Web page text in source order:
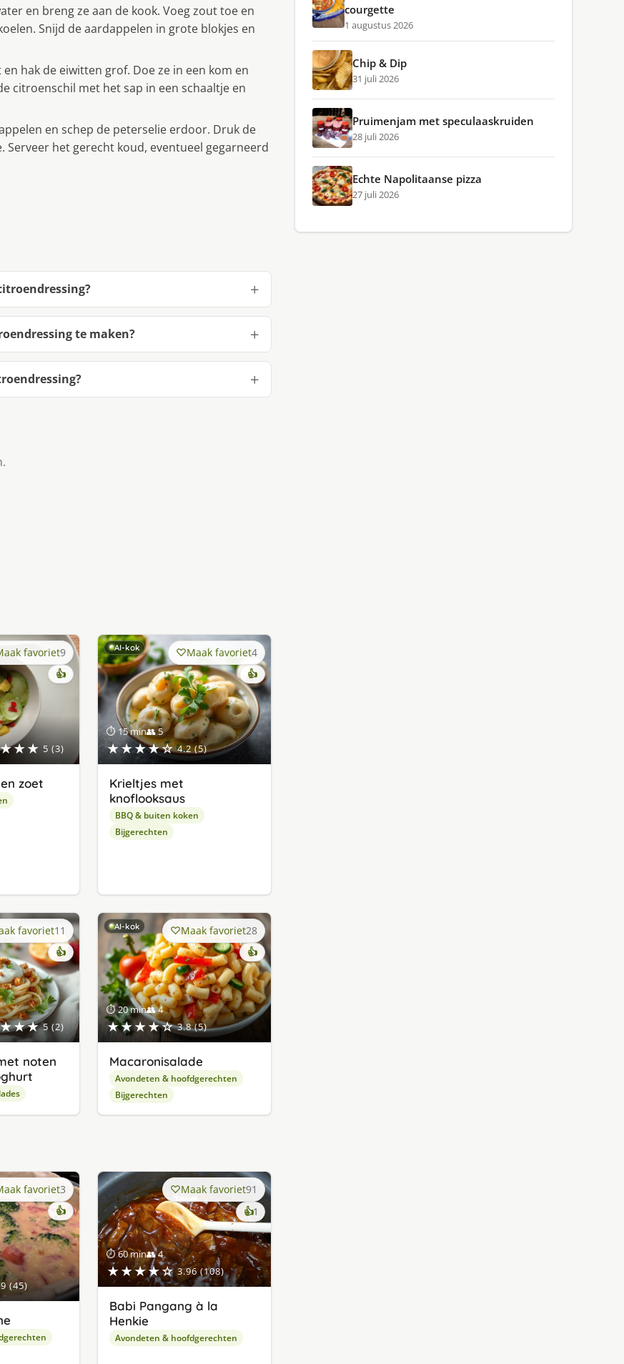
en breng ze aan de kook. Voeg zout toe en
Snijd de aardappelen in grote blokjes en
hak de eiwitten grof. Doe ze in een kom en
citroenschil met het sap in een schaaltje en
en schep de peterselie erdoor. Druk de
het gerecht koud, eventueel gegarneerd
te maken?
5 (3)
favoriet9
👍
zoet
AI-kok
⏱ 15 min👥 5
★★★★☆ 4.2 (5)
Maak favoriet4
👍
Krieltjes met
knoflooksaus
BBQ & buiten koken
Bijgerechten
5 (2)
favoriet11
👍
noten
AI-kok
⏱ 20 min👥 4
★★★★☆ 3.8 (5)
Maak favoriet28
👍
Macaronisalade
Avondeten & hoofdgerechten
Bijgerechten
(45)
favoriet3
👍
⏱ 60 min👥 4
★★★★☆ 3.96 (108)
Maak favoriet91
👍1keer
lekker
gevonden
Babi Pangang à la
Henkie
Avondeten & hoofdgerechten
courgette
1 augustus 2026
Chip & Dip
31 juli 2026
Pruimenjam met speculaaskruiden
28 juli 2026
Echte Napolitaanse pizza
27 juli 2026